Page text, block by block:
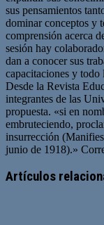
sus pensamientos
dominar conceptos y
comprensión acerca
sesión hay
dan a conocer sus
capacitaciones y todo
Desde la Revista
integrantes de las
propuesta. «si en
embruteciendo,
insurrección
junio de 1918).»
Artículos